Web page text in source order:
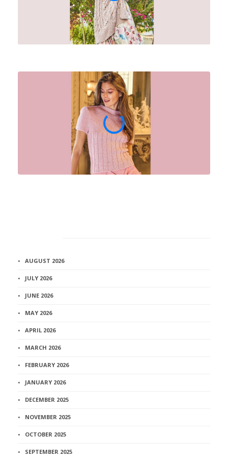
AUGUST 2026
JULY 2026
JUNE 2026
MAY 2026
APRIL 2026
MARCH 2026
FEBRUARY 2026
JANUARY 2026
DECEMBER 2025
NOVEMBER 2025
OCTOBER 2025
SEPTEMBER 2025